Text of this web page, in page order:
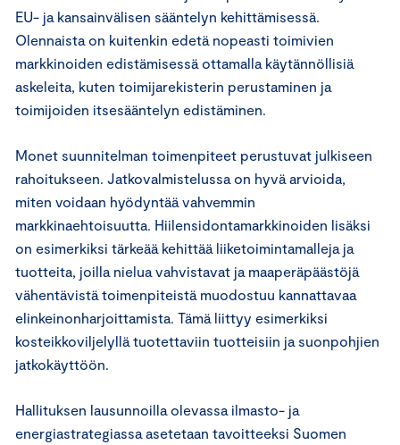
EU- ja kansainvälisen sääntelyn kehittämisessä.
Olennaista on kuitenkin edetä nopeasti toimivien
markkinoiden edistämisessä ottamalla käytännöllisiä
askeleita, kuten toimijarekisterin perustaminen ja
toimijoiden itsesääntelyn edistäminen.
Monet suunnitelman toimenpiteet perustuvat julkiseen
rahoitukseen. Jatkovalmistelussa on hyvä arvioida,
miten voidaan hyödyntää vahvemmin
markkinaehtoisuutta. Hiilensidontamarkkinoiden lisäksi
on esimerkiksi tärkeää kehittää liiketoimintamalleja ja
tuotteita, joilla nielua vahvistavat ja maaperäpäästöjä
vähentävistä toimenpiteistä muodostuu kannattavaa
elinkeinonharjoittamista. Tämä liittyy esimerkiksi
kosteikkoviljelyllä tuotettaviin tuotteisiin ja suonpohjien
jatkokäyttöön.
Hallituksen lausunnoilla olevassa ilmasto- ja
energiastrategiassa asetetaan tavoitteeksi Suomen